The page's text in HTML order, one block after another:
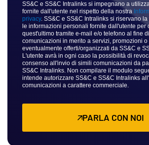
SS&C e SS&C Intralinks si impegnano a
fornite dall'utente nel rispetto della nostra
privacy. SS&C e SS&C Intralinks si riservano
le informazioni personali fornite dall'utente per
quest'ultimo tramite e-mail e/o telefono al fine
comunicazioni in merito a servizi, promozioni o
eventualmente offerti/organizzati da SS&C e
L'utente avrà in ogni caso la possibilità di
consenso all'invio di simili comunicazioni da
SS&C Intralinks. Non compilare il modulo
intende autorizzare SS&C e SS&C Intralinks
comunicazioni a carattere commerciale.
PARLA CON NOI